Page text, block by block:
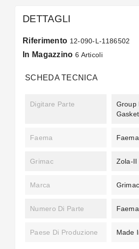
DETTAGLI
Riferimento 12-090-L-1186502
In Magazzino 6 Articoli
SCHEDA TECNICA
Digitare Parte
Group
Gasket
Faema
Grimac Zola-II
Marca Grimac
Numero Di Parte
Paese Di Produzione Made